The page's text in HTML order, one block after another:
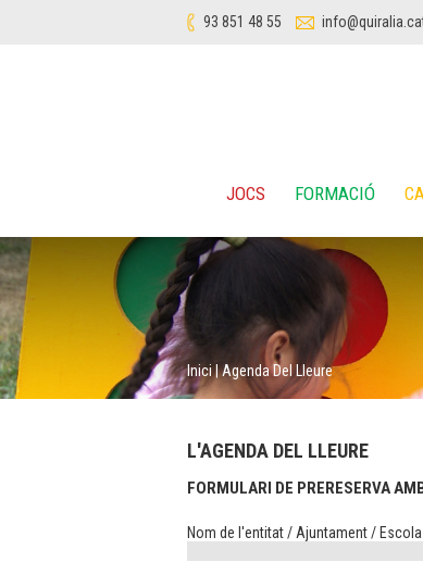
93 851 48 55
JOCS FORMACIÓ
Inici|Agenda Del Lleure
L'AGENDA DEL LLEURE
FORMULARI DE PRERESERVA
Nom de l'entitat / Ajuntament / Escola